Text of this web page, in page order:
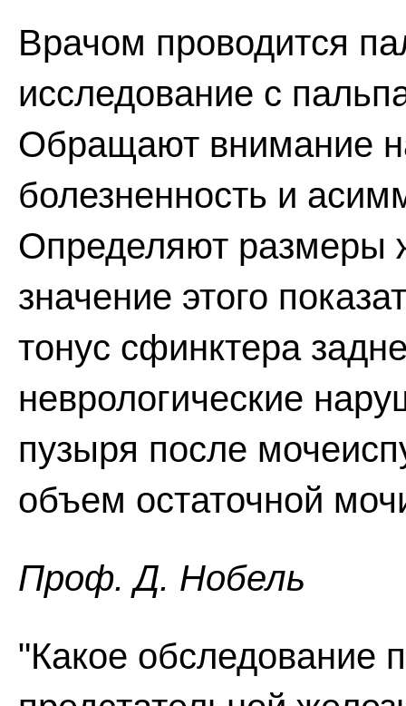
Врачом проводится
исследование с
Обращают внимание
болезненность и
Определяют размеры
значение этого
тонус сфинктера
неврологические
пузыря после
объем остаточной
Проф. Д. Нобель
"Какое обследование